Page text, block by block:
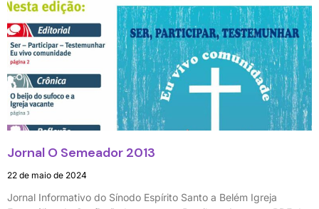
Jornal O Semeador 2013
22 de maio de 2024
Jornal Informativo do Sínodo Espírito Santo a Belém Igreja